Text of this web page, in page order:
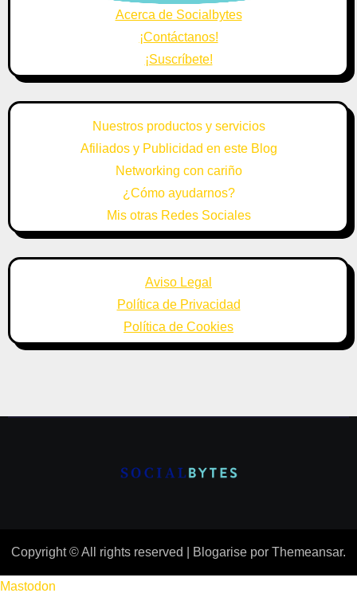
Acerca de Socialbytes
¡Contáctanos!
¡Suscríbete!
Nuestros productos y servicios
Afiliados y Publicidad en este Blog
Networking con cariño
¿Cómo ayudarnos?
Mis otras Redes Sociales
Aviso Legal
Política de Privacidad
Política de Cookies
Copyright © All rights reserved Blogarise por Themeansar.
Mastodon